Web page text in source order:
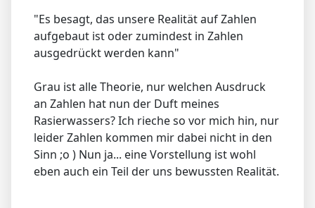
"Es besagt, das unsere Realität auf Zahlen
aufgebaut ist oder zumindest in Zahlen
ausgedrückt werden kann"
Grau ist alle Theorie, nur welchen Ausdruck
an Zahlen hat nun der Duft meines
Rasierwassers? Ich rieche so vor mich hin, nur
leider Zahlen kommen mir dabei nicht in den
Sinn ;o ) Nun ja... eine Vorstellung ist wohl
eben auch ein Teil der uns bewussten Realität.